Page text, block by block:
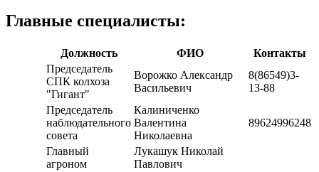
Главные специалисты:
Должность ФИО
Контакты
Председатель
СПК колхоза
"Гигант"
Ворожко Александр
Васильевич
8(86549)3-
13-88
Председатель
наблюдательного
совета
Калиниченко
Валентина
Николаевна
89624996248
Главный
агроном
Лукашук Николай
Павлович